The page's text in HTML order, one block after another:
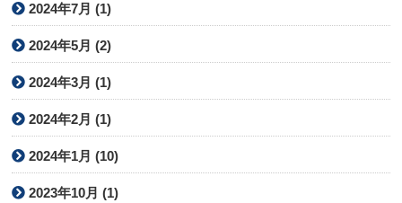
2024年7月 (1)
2024年5月 (2)
2024年3月 (1)
2024年2月 (1)
2024年1月 (10)
2023年10月 (1)